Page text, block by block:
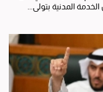
المدنية بتولي...